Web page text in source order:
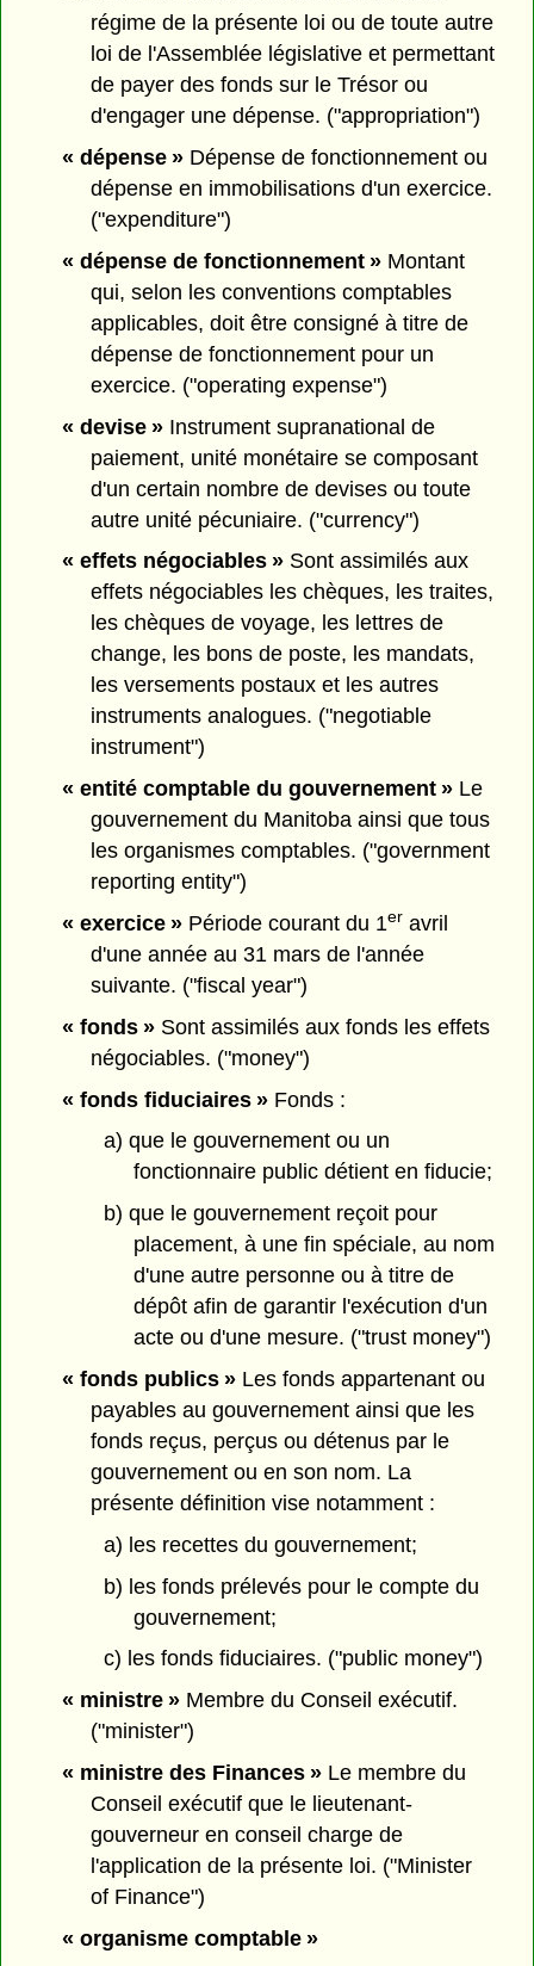
régime de la présente loi ou de toute autre
loi de l'Assemblée législative et permettant
de payer des fonds sur le Trésor ou
d'engager une dépense. ("appropriation")
« dépense »Dépense de fonctionnement ou
dépense en immobilisations d'un exercice.
("expenditure")
« dépense de fonctionnement »Montant
qui, selon les conventions comptables
applicables, doit être consigné à titre de
dépense de fonctionnement pour un
exercice. ("operating expense")
« devise »Instrument supranational de
paiement, unité monétaire se composant
d'un certain nombre de devises ou toute
autre unité pécuniaire. ("currency")
« effets négociables »Sont assimilés aux
effets négociables les chèques, les traites,
les chèques de voyage, les lettres de
change, les bons de poste, les mandats,
les versements postaux et les autres
instruments analogues. ("negotiable
instrument")
« entité comptable du gouvernement »Le
gouvernement du Manitoba ainsi que tous
les organismes comptables. ("government
reporting entity")
« exercice »Période courant du 1er avril
d'une année au 31 mars de l'année
suivante. ("fiscal year")
« fonds »Sont assimilés aux fonds les effets
négociables. ("money")
« fonds fiduciaires »Fonds :
a) que le gouvernement ou un
fonctionnaire public détient en fiducie;
b) que le gouvernement reçoit pour
placement, à une fin spéciale, au nom
d'une autre personne ou à titre de
dépôt afin de garantir l'exécution d'un
acte ou d'une mesure. ("trust money")
« fonds publics »Les fonds appartenant ou
payables au gouvernement ainsi que les
fonds reçus, perçus ou détenus par le
gouvernement ou en son nom. La
présente définition vise notamment :
a) les recettes du gouvernement;
b) les fonds prélevés pour le compte du
gouvernement;
c) les fonds fiduciaires. ("public money")
« ministre »Membre du Conseil exécutif.
("minister")
« ministre des Finances »Le membre du
Conseil exécutif que le lieutenant-
gouverneur en conseil charge de
l'application de la présente loi. ("Minister
of Finance")
« organisme comptable »